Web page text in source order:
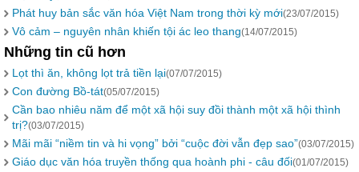
Phát huy bản sắc văn hóa Việt Nam trong thời kỳ mới(23/07/2015)
Vô cảm – nguyên nhân khiến tội ác leo thang(14/07/2015)
Những tin cũ hơn
Lọt thì ăn, không lọt trả tiền lại(07/07/2015)
Con đường Bồ-tát(05/07/2015)
Cần bao nhiêu năm để một xã hội suy đồi thành một xã hội thình
trị?(03/07/2015)
Mãi mãi “niềm tin và hi vọng” bởi “cuộc đời vẫn đẹp sao”(03/07/2015)
Giáo dục văn hóa truyền thống qua hoành phi - câu đối(01/07/2015)